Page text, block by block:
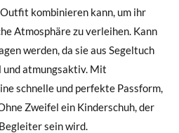
kombinieren kann, um ihr
Atmosphäre zu verleihen. Kann
werden, da sie aus Segeltuch
und atmungsaktiv. Mit
schnelle und perfekte Passform,
Zweifel ein Kinderschuh, der
sein wird.